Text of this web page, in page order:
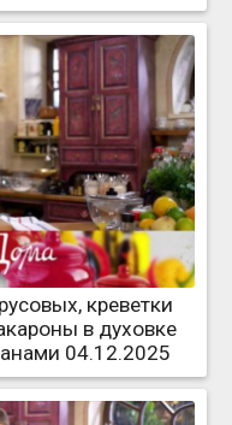
креветки
в духовке
04.12.2025